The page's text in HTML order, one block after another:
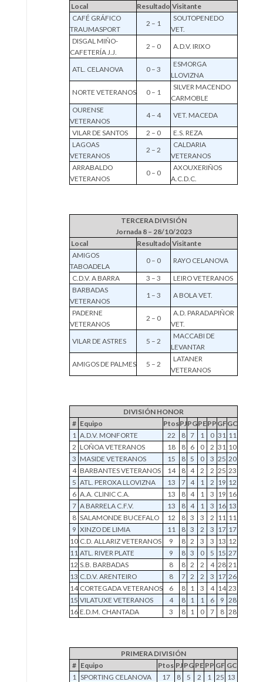
Local
Resultado Visitante
CAFÉ GRÁFICO
TRAUMASPORT
2 – 1
SOUTOPENEDO
VET.
DISGAL MIÑO-
CAFETERÍA J.J.
2 – 0 A.D.V. IRIXO
ATL. CELANOVA 0 – 3
ESMORGA
LLOVIZNA
NORTE VETERANOS
0 – 1
SILVER MACENDO
CARMOBLE
OURENSE
VETERANOS
4 – 4
VET. MACEDA
VILAR DE SANTOS
2 – 0
E.S. REZA
LAGOAS
VETERANOS
2 – 2
CALDARIA
VETERANOS
ARRABALDO
VETERANOS
0 – 0
AXOUXERIÑOS
A.C.D.C.
TERCERA DIVISIÓN
Jornada 8 – 28/10/2023
Local
Resultado Visitante
AMIGOS
TABOADELA
0 – 0
RAYO CELANOVA
C.D.V. A BARRA
3 – 3
LEIRO VETERANOS
BARBADAS
VETERANOS
1 – 3
A BOLA VET.
PADERNE
VETERANOS
2 – 0
A.D. PARADAPIÑOR
VET.
VILAR DE ASTRES
5 – 2
MACCABI DE
LEVANTAR
AMIGOS DE PALMES
5 – 2
LATANER
VETERANOS
DIVISIÓN HONOR
# Equipo PtosPJPGPEPP GFGC
1 A.D.V. MONFORTE 22 8 7 1 0 31 11
2 LOÑOA VETERANOS 18 8 6 0 2 31 10
3 MASIDE VETERANOS 15 8 5 0 3 25 20
4 BARBANTES VETERANOS 14 8 4 2 2 25 23
5 ATL. PEROXA LLOVIZNA 13 7 4 1 2 19 12
6 A.A. CLINIC C.A. 13 8 4 1 3 19 16
7 A BARRELA C.F.V. 13 8 4 1 3 16 13
8 SALAMONDE BUCEFALO 12 8 3 3 2 11 11
9 XINZO DE LIMIA 11 8 3 2 3 17 17
10 C.D. ALLARIZ VETERANOS 9 8 2 3 3 13 12
11 ATL. RIVER PLATE 9 8 3 0 5 15 27
12 S.B. BARBADAS 8 8 2 2 4 28 21
13 C.D.V. ARENTEIRO 8 7 2 2 3 17 26
14 CORTEGADA VETERANOS 6 8 1 3 4 14 23
15 VILATUXE VETERANOS 4 8 1 1 6 9 28
16 E.D.M. CHANTADA 3 8 1 0 7 8 28
PRIMERA DIVISIÓN
# Equipo Ptos PJ PG PE PP GF GC
1 SPORTING CELANOVA 17 8 5 2 1 25 13